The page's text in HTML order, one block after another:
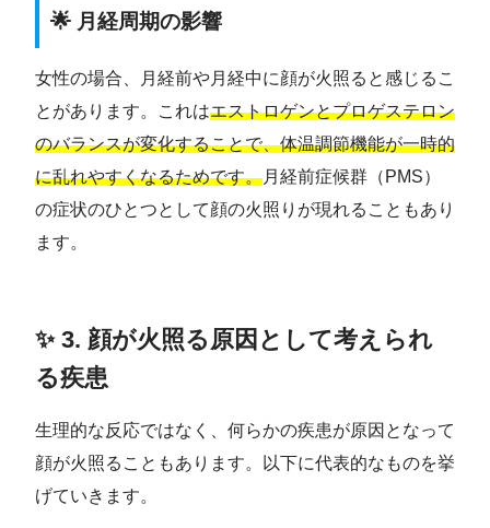
🌟 月経周期の影響
女性の場合、月経前や月経中に顔が火照ると感じるこ
とがあります。これはエストロゲンとプロゲステロン
のバランスが変化することで、体温調節機能が一時的
に乱れやすくなるためです。月経前症候群（PMS）
の症状のひとつとして顔の火照りが現れることもあり
ます。
✨ 3. 顔が火照る原因として考えられ
る疾患
生理的な反応ではなく、何らかの疾患が原因となって
顔が火照ることもあります。以下に代表的なものを挙
げていきます。